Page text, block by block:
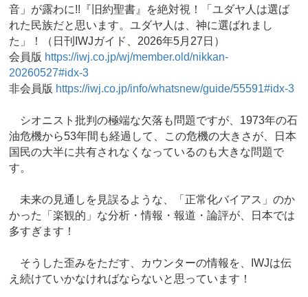
音」が露わに!!『旧約聖書』を絶対視！「ユダヤ人は選ば
れた民族だと思います。ユダヤ人は、神に選ばれまし
た」！（日刊IWJガイド、2026年5月27日）
会員版 https://iwj.co.jp/wj/member.old/nikkan-
20260527#idx-3
非会員版 https://iwj.co.jp/info/whatsnew/guide/55591#idx-3
シオニスト批判の極端な欠落も問題ですが、1973年の石
油危機から53年間も経過して、この危機の大きさが、日本
国民の大半に共有されなくなっているのも大きな問題で
す。
未来の見通しを見誤るような、「正常化バイアス」のか
かった「楽観的」な分析・情報・報道・論評が、日本では
多すぎます！
そうした歪みをただす、カウンターの情報を、IWJは伝
え続けていかなければならないと思っています！